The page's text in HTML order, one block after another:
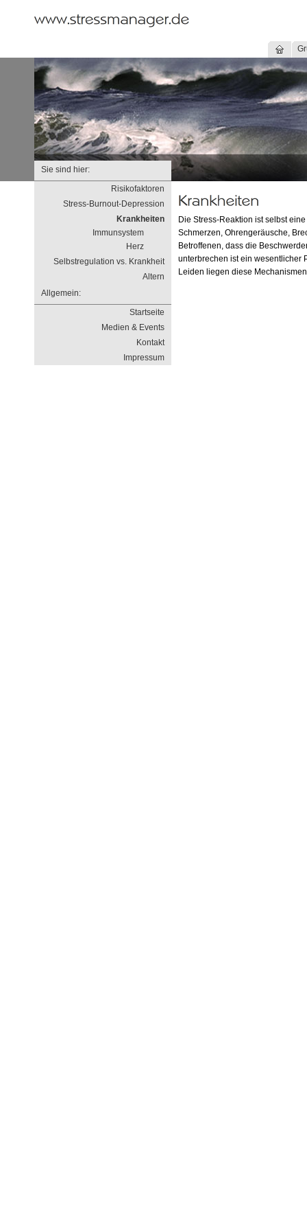
Sie sind hier:
Risikofaktoren
Stress-Burnout-Depression
Krankheiten
Immunsystem
Herz
Selbstregulation vs. Krankheit
Altern
Allgemein:
Startseite
Medien & Events
Kontakt
Impressum
Die Stress-Reaktion ist selbst
Schmerzen, Ohrengeräusche,
Betroffenen, dass die
unterbrechen ist ein wesentlicher
Leiden liegen diese